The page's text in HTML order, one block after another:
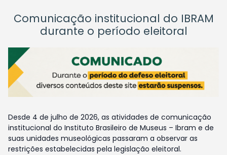
Comunicação institucional do IBRAM
durante o período eleitoral
Desde 4 de julho de 2026, as atividades de comunicação
institucional do Instituto Brasileiro de Museus – Ibram e de
suas unidades museológicas passaram a observar as
restrições estabelecidas pela legislação eleitoral.